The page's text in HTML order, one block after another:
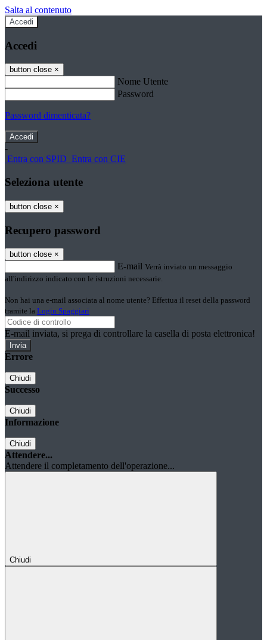
Salta al contenuto
Accedi
Accedi
button close ×
Nome Utente
Password
Password dimenticata?
-
Entra con SPID Entra con CIE
Seleziona utente
button close ×
Recupero password
button close ×
E-mail Verrà inviato un messaggio
all'indirizzo indicato con le istruzioni necessarie.
Non hai una e-mail associata al nome utente? Effettua il reset della password
tramite la Login Spaggiari
E-mail inviata, si prega di controllare la casella di posta elettronica!
Errore
Chiudi
Successo
Chiudi
Informazione
Chiudi
Attendere...
Attendere il completamento dell'operazione...
Chiudi